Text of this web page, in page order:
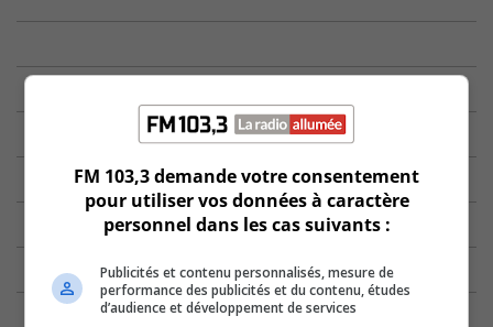
FM 103,3 demande votre consentement
pour utiliser vos données à caractère
personnel dans les cas suivants :
Publicités et contenu personnalisés, mesure de
performance des publicités et du contenu, études
d’audience et développement de services